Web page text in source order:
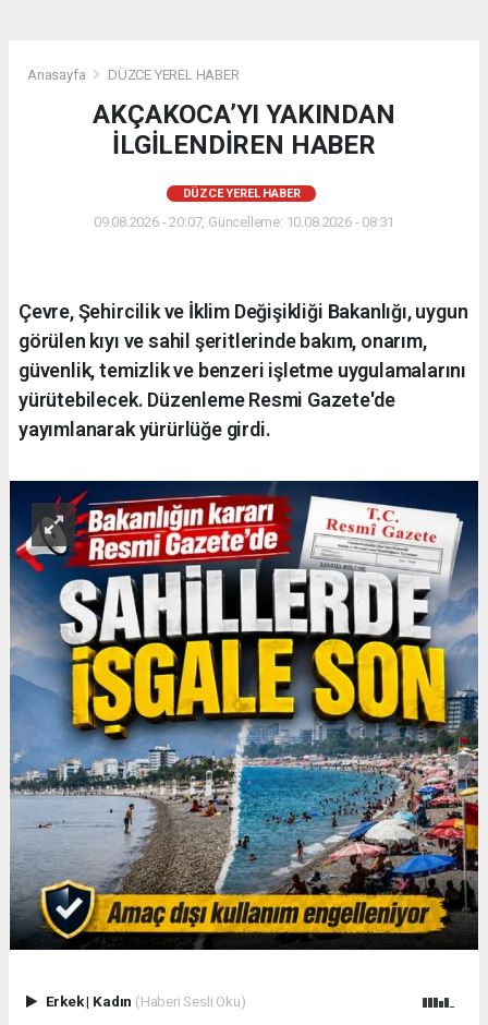
Anasayfa DÜZCE YEREL HABER
AKÇAKOCA’YI YAKINDAN
İLGİLENDİREN HABER
DÜZCE YEREL HABER
09.08.2026 - 20:07, Güncelleme: 10.08.2026 - 08:31
Çevre, Şehircilik ve İklim Değişikliği Bakanlığı, uygun
görülen kıyı ve sahil şeritlerinde bakım, onarım,
güvenlik, temizlik ve benzeri işletme uygulamalarını
yürütebilecek. Düzenleme Resmi Gazete'de
yayımlanarak yürürlüğe girdi.
Erkek| Kadın (Haberi Sesli Oku)